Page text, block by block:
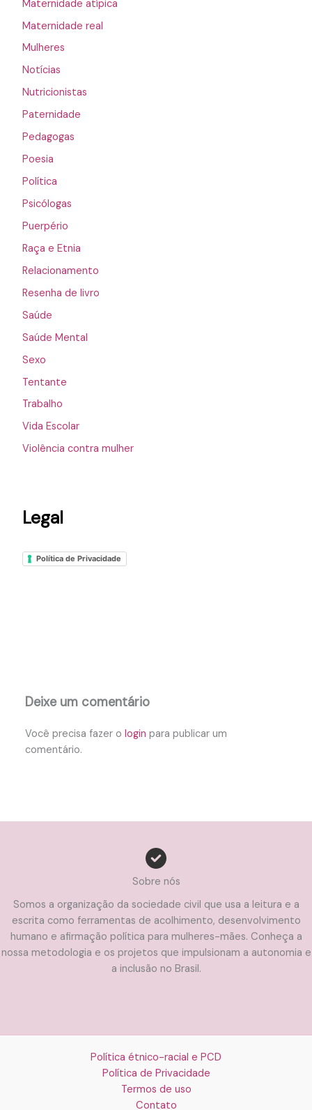
Maternidade atípica
Maternidade real
Mulheres
Notícias
Nutricionistas
Paternidade
Pedagogas
Poesia
Política
Psicólogas
Puerpério
Raça e Etnia
Relacionamento
Resenha de livro
Saúde
Saúde Mental
Sexo
Tentante
Trabalho
Vida Escolar
Violência contra mulher
Legal
Política de Privacidade
Deixe um comentário
Você precisa fazer ologin para publicar um
comentário.
Sobre nós
Somos a organização da sociedade civil que usa a leitura e a
escrita como ferramentas de acolhimento, desenvolvimento
humano e afirmação política para mulheres-mães. Conheça a
nossa metodologia e os projetos que impulsionam a autonomia e
a inclusão no Brasil.
Política étnico-racial e PCD
Política de Privacidade
Termos de uso
Contato